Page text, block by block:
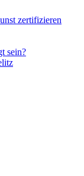
zertifizieren
sein?